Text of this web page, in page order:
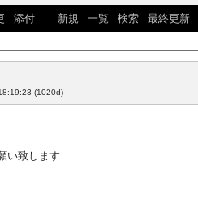
添付] [ 新規 一覧 検索| 最終更新|
(1020d)
い致します